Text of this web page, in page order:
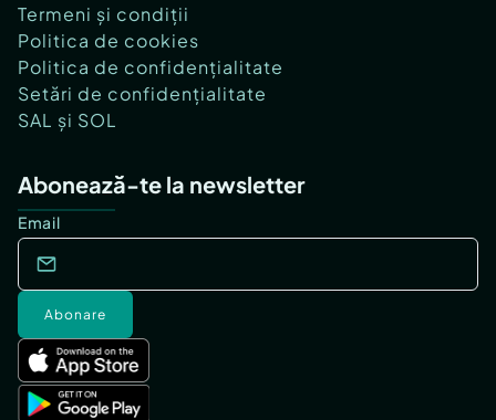
Termeni și condiții
Politica de cookies
Politica de confidențialitate
Setări de confidențialitate
SAL și SOL
Abonează-te la newsletter
Email
Abonare